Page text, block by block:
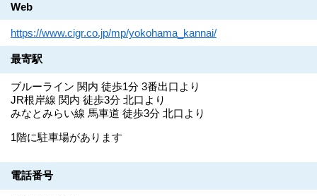
Web
https://www.cigr.co.jp/mp/yokohama_kannai/
最寄駅
ブルーライン 関内 徒歩1分 3番出口より
JR根岸線 関内 徒歩3分 北口より
みなとみらい線 馬車道 徒歩3分 北口より
1階に駐車場があります
電話番号